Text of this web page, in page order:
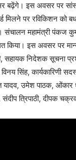
बढ़ेंगे। इस अवसर पर
मिलने पर रविकिशन को
महामंत्री पंकज
इस अवसर पर
सहायक निदेशक सूचना
सिंह, कार्यकारिणी
यादव, उमेश पाठक, ओंकार
त्रिपाठी, दीपक